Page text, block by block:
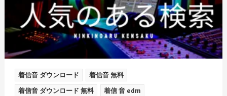
着信音 ダウンロード 着信音 無料
着信音 ダウンロード 無料 着信 音 edm